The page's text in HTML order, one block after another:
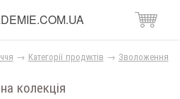
→ Категорії продуктів → Зволоження
колекція